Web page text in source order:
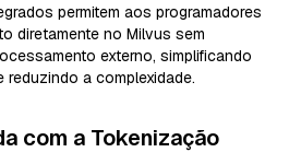
permitem aos programadores
diretamente no Milvus sem
externo, simplificando
a complexidade.
com a Tokenização